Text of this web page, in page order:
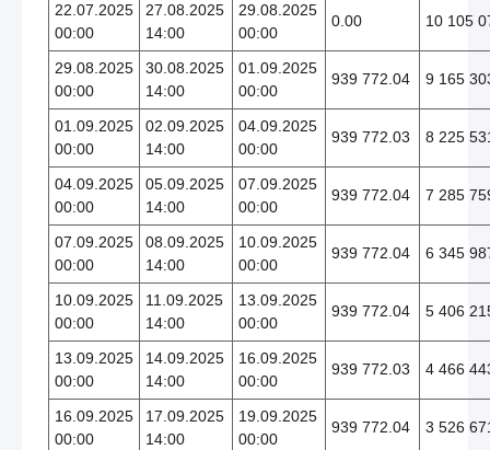
22.07.2025
00:00
27.08.2025
14:00
29.08.2025
00:00
0.00 10 105
29.08.2025
00:00
30.08.2025
14:00
01.09.2025
00:00
939 772.04 9 165
01.09.2025
00:00
02.09.2025
14:00
04.09.2025
00:00
939 772.03 8 225
04.09.2025
00:00
05.09.2025
14:00
07.09.2025
00:00
939 772.04 7 285
07.09.2025
00:00
08.09.2025
14:00
10.09.2025
00:00
939 772.04 6 345
10.09.2025
00:00
11.09.2025
14:00
13.09.2025
00:00
939 772.04 5 406
13.09.2025
00:00
14.09.2025
14:00
16.09.2025
00:00
939 772.03 4 466
16.09.2025
00:00
17.09.2025
14:00
19.09.2025
00:00
939 772.04 3 526